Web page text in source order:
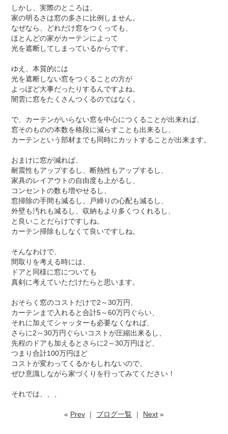
しかし、実際のところは、
家の明るさは窓の多さに比例しません。
なぜなら、どれだけ窓をつくっても、
ほとんどの家がカーテンによって
光を遮断してしまっているからです。
ゆえ、本質的には
光を遮断しない窓をつくることの方が
よっぽど大事だったりするんですよね。
闇雲に窓をたくさんつくるのではなく。
で、カーテンがいらない窓を中心につくることが出来れば、
窓そのものの本数を格段に減らすことも出来るし、
カーテンという部材までも同時にカットすることが出来ます。
おまけに窓が減れば、
耐震性もアップするし、断熱性もアップするし、
家具のレイアウトの自由度も上がるし、
コンセントの数も増やせるし、
窓掃除の手間も減るし、戸締りの心配も減るし、
外壁も汚れも減るし、収納もより多くつくれるし、
と良いことだらけですしね。
カーテン掃除もしなくて良いですしね。
そんなわけで、
間取りを考える時には、
ドアと同様に窓についても
真剣に考えていただけたらと思います。
おそらく窓のコストだけで2 ～30万円、
カーテンまで入れると合計5～60万円ぐらい、
それに加えてシャッターも必要なくなれば、
さらに2 ～30万円ぐらいコストが圧縮出来るし、
先程のドアも加えるとさらに2 ～30万円ほど、
つまり合計100万円ほど
コストが変わってくるかもしれないので、
ぜひ意識しながら家づくりを行ってみてください！
それでは、、、
« Prev ｜ ブログ一覧 ｜ Next »